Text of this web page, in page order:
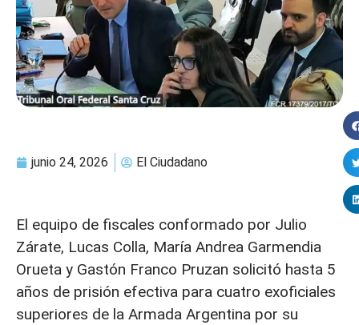
junio 24, 2026 El Ciudadano
El equipo de fiscales conformado por Julio
Zárate, Lucas Colla, María Andrea Garmendia
Orueta y Gastón Franco Pruzan solicitó hasta 5
años de prisión efectiva para cuatro exoficiales
superiores de la Armada Argentina por su